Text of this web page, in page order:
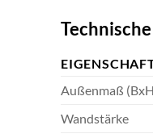
Außenmaß
Wandstärke